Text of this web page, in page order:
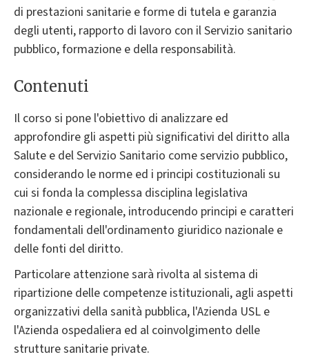
di prestazioni sanitarie e forme di tutela e garanzia
degli utenti, rapporto di lavoro con il Servizio sanitario
pubblico, formazione e della responsabilità.
Contenuti
Il corso si pone l'obiettivo di analizzare ed
approfondire gli aspetti più significativi del diritto alla
Salute e del Servizio Sanitario come servizio pubblico,
considerando le norme ed i principi costituzionali su
cui si fonda la complessa disciplina legislativa
nazionale e regionale, introducendo principi e caratteri
fondamentali dell'ordinamento giuridico nazionale e
delle fonti del diritto.
Particolare attenzione sarà rivolta al sistema di
ripartizione delle competenze istituzionali, agli aspetti
organizzativi della sanità pubblica, l'Azienda USL e
l'Azienda ospedaliera ed al coinvolgimento delle
strutture sanitarie private.